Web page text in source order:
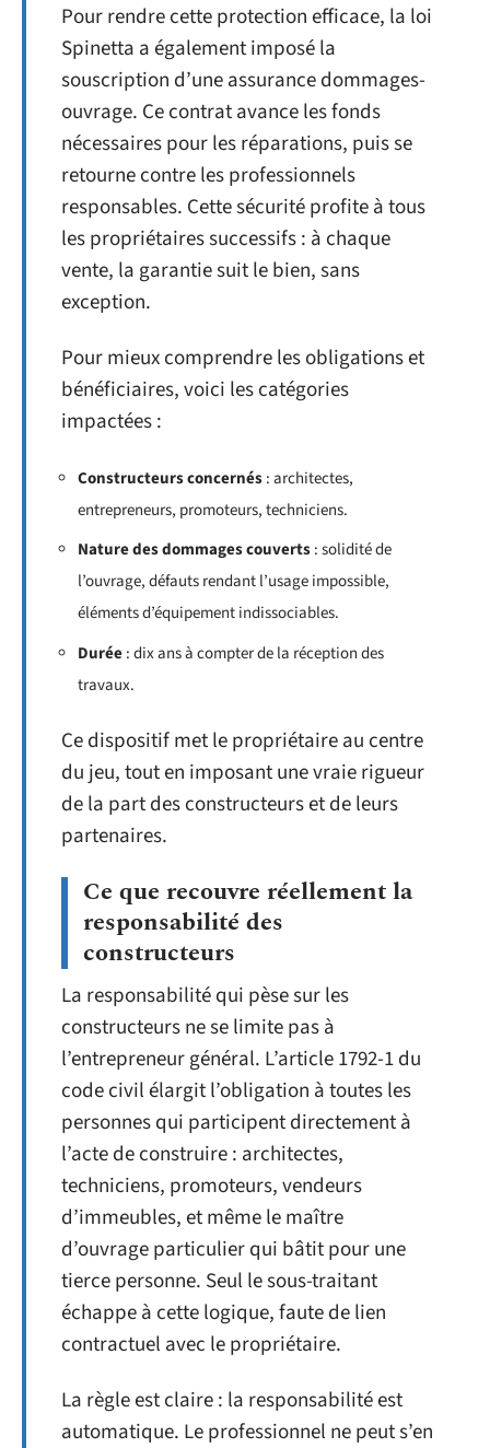
Pour rendre cette protection efficace, la loi
Spinetta a également imposé la
souscription d’une assurance dommages-
ouvrage. Ce contrat avance les fonds
nécessaires pour les réparations, puis se
retourne contre les professionnels
responsables. Cette sécurité profite à tous
les propriétaires successifs : à chaque
vente, la garantie suit le bien, sans
exception.
Pour mieux comprendre les obligations et
bénéficiaires, voici les catégories
impactées :
Constructeurs concernés: architectes,
entrepreneurs, promoteurs, techniciens.
Nature des dommages couverts: solidité de
l’ouvrage, défauts rendant l’usage impossible,
éléments d’équipement indissociables.
Durée: dix ans à compter de la réception des
travaux.
Ce dispositif met le propriétaire au centre
du jeu, tout en imposant une vraie rigueur
de la part des constructeurs et de leurs
partenaires.
Ce que recouvre réellement la
responsabilité des
constructeurs
La responsabilité qui pèse sur les
constructeurs ne se limite pas à
l’entrepreneur général. L’article 1792-1 du
code civil élargit l’obligation à toutes les
personnes qui participent directement à
l’acte de construire : architectes,
techniciens, promoteurs, vendeurs
d’immeubles, et même le maître
d’ouvrage particulier qui bâtit pour une
tierce personne. Seul le sous-traitant
échappe à cette logique, faute de lien
contractuel avec le propriétaire.
La règle est claire : la responsabilité est
automatique. Le professionnel ne peut s’en